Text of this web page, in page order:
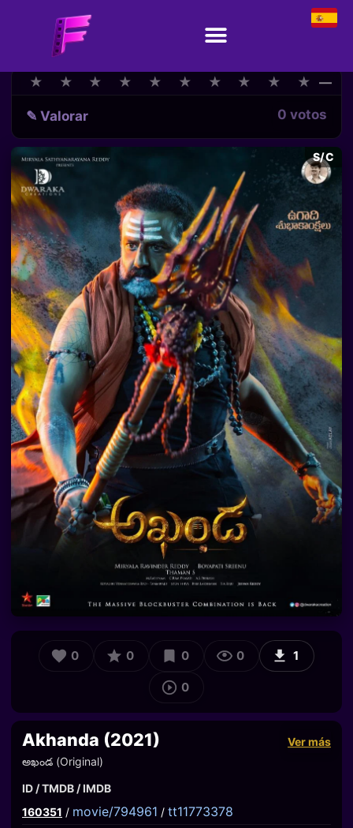
★
★ ★
★ ★
★ ★
★ ★
★ ★
★ ★
★ ★
★ ★
★ ★
★ —
✎ Valorar 0 votos
S/C
0 0 0 0 1
0
Akhanda (2021)
Ver más
అఖండ (Original)
ID / TMDB / IMDB
160351 / movie/794961 / tt11773378